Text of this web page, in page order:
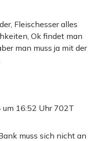
Fleischesser alles
Ok findet man
man muss ja mit der
16:52 Uhr 702T
muss sich nicht an